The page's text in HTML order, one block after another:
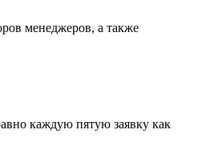
менеджеров, а также
каждую пятую заявку как